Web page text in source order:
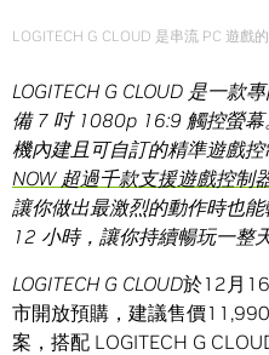
LOGITECH G CLOUD 是串流 PC 遊戲
LOGITECH G CLOUD 是一款
備 7 吋 1080p 16:9 觸控螢
機內建且可自訂的精準遊戲
NOW 超過千款支援遊戲控制
讓你做出最激烈的動作時也
12 小時，讓你持續暢玩一整天
LOGITECH G CLOUD於12月
市開放預購，建議售價
案，搭配 LOGITECH G